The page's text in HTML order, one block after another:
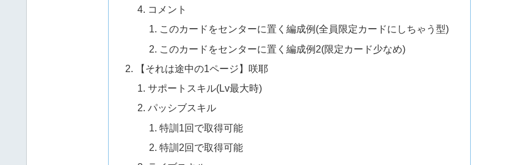
コメント
このカードをセンターに置く編成例(全員限定カードにしちゃう型)
このカードをセンターに置く編成例2(限定カード少なめ)
【それは途中の1ページ】咲耶
サポートスキル(Lv最大時)
パッシブスキル
特訓1回で取得可能
特訓2回で取得可能